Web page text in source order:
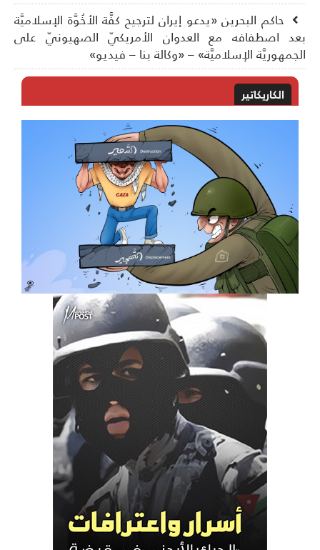
حاكم البحرين «يدعو إيران لترجيح كفَّة الأخُوَّة الإسلاميَّة
اصطفافه مع العدوان الأمريكيّ الصهيونيّ على
الإسلاميَّة» – «وكالة بنا – فيديو»
الكاريكاتير